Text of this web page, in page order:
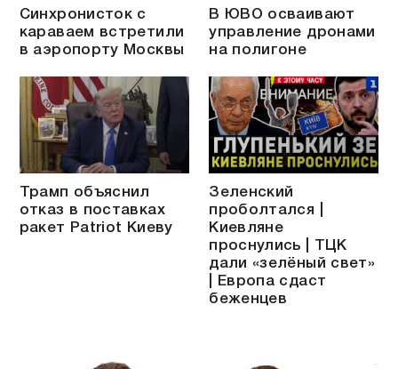
Синхронисток с
караваем встретили
в аэропорту Москвы
В ЮВО осваивают
управление дронами
на полигоне
Трамп объяснил
отказ в поставках
ракет Patriot Киеву
Зеленский
проболтался |
Киевляне
проснулись | ТЦК
дали «зелёный свет»
| Европа сдаст
беженцев